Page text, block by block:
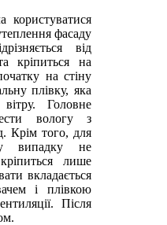
фасаду
від
кріпиться на
на стіну
плівку, яка
Головне
вологу з
Крім того, для
випадку не
лише
вкладається
і плівкою
Після